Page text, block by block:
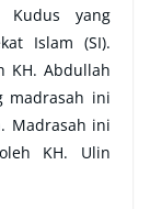
yang
Islam (SI).
KH. Abdullah
madrasah ini
Madrasah ini
KH. Ulin